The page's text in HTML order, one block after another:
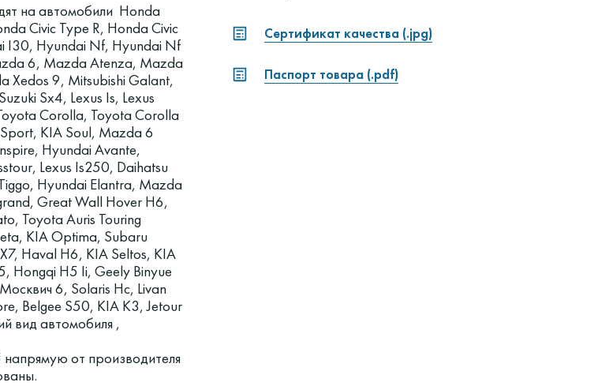
на автомобили Honda
Civic Type R, Honda Civic
I30, Hyundai Nf, Hyundai Nf
6, Mazda Atenza, Mazda
9, Mitsubishi Galant,
Sx4, Lexus Is, Lexus
Corolla, Toyota Corolla
KIA Soul, Mazda 6
Hyundai Avante,
Lexus Is250, Daihatsu
Hyundai Elantra, Mazda
Great Wall Hover H6,
Toyota Auris Touring
KIA Optima, Subaru
Haval H6, KIA Seltos, KIA
Hongqi H5 Ii, Geely Binyue
6, Solaris Hc, Livan
Belgee S50, KIA K3, Jetour
вид автомобиля ,
от производителя
Сертификат качества (.jpg)
Паспорт товара (.pdf)